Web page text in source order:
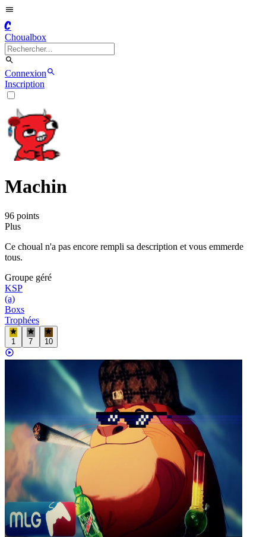
C
Choualbox
Connexion
Inscription
Machin
96 points
Plus
Ce choual n'a pas encore rempli sa description et vous emmerde
tous.
Groupe géré
KSP
(a)
Boxs
Trophées
1 7 10